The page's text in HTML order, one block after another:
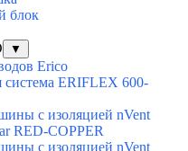
блок
▼
Erico
ERIFLEX 600-
с изоляцией nVent
RED-COPPER
с изоляцией nVent